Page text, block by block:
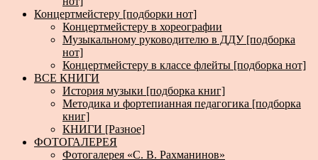
Концертмейстеру [подборки нот]
Концертмейстеру в хореографии
Музыкальному руководителю в ДДУ [подборка
нот]
Концертмейстеру в классе флейты [подборка нот]
ВСЕ КНИГИ
История музыки [подборка книг]
Методика и фортепианная педагогика [подборка
книг]
КНИГИ [Разное]
ФОТОГАЛЕРЕЯ
Фотогалерея «С. В. Рахманинов»